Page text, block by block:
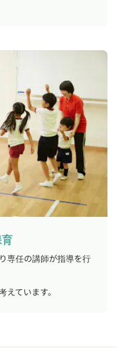
専任の講師が指導を行
ています。